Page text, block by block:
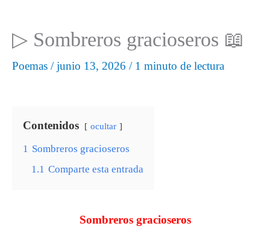
▷ Sombreros gracioseros 📖
Poemas /junio 13, 2026 / 1 minuto de lectura
Contenidos ocultar
1 Sombreros gracioseros
1.1 Comparte esta entrada
Sombreros gracioseros